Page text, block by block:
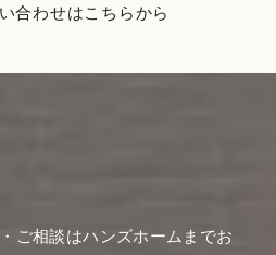
合わせはこちらから
ご相談はハンズホームまでお